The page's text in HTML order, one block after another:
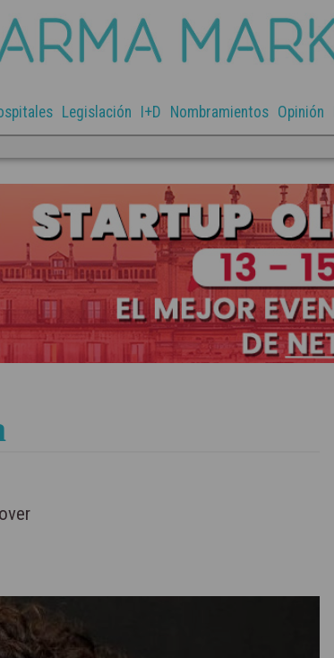
Legislación I+D Nombramientos Opinión